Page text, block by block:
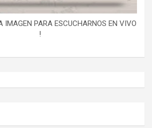
IMAGEN PARA ESCUCHARNOS EN VIVO
!